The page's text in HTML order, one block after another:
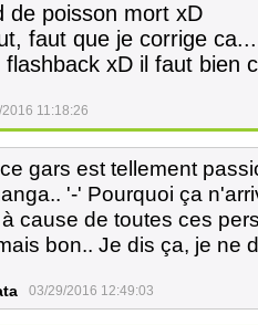
de poisson mort xD
faut que je corrige ca...
flashback xD il faut bien
11:18:26
gars est tellement
'-' Pourquoi ça
cause de toutes ces
bon.. Je dis ça, je ne
03/29/2016 12:49:03